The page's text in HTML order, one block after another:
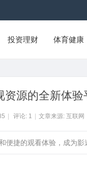
投资理财 体育健康
资源的全新体验
评论: 1 文章来源: 互联网
捷的观看体验，成为影